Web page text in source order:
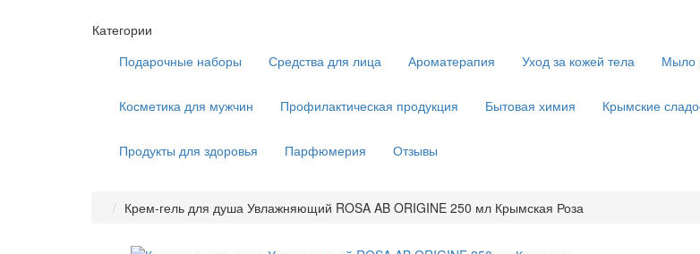
Категории
Подарочные наборы
Средства для лица Ароматерапия Уход за кожей тела Мыло
Косметика для мужчин Профилактическая продукция Бытовая химия Крымские
Продукты для здоровья Парфюмерия Отзывы
Крем-гель для душа Увлажняющий ROSA AB ORIGINE 250 мл Крымская Роза